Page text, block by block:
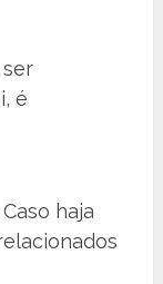
é
Caso haja